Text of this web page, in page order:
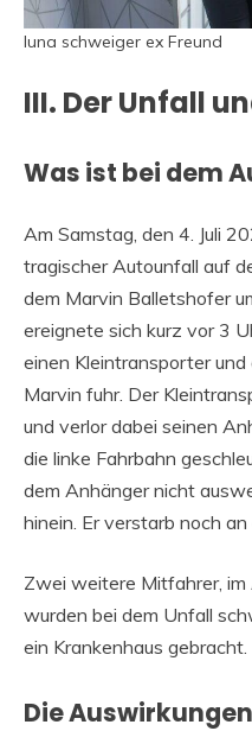
luna schweiger ex Freund
III. Der Unfall
Was ist bei dem
Am Samstag, den 4. Juli
tragischer Autounfall auf
dem Marvin Balletshofer
ereignete sich kurz vor 3
einen Kleintransporter
Marvin fuhr. Der
und verlor dabei seinen
die linke Fahrbahn
dem Anhänger nicht
hinein. Er verstarb noch an
Zwei weitere Mitfahrer, im
wurden bei dem Unfall
ein Krankenhaus gebracht.
Die